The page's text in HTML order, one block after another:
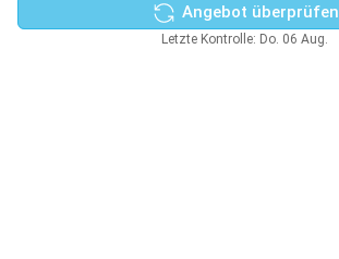
Angebot überprüfen
Letzte Kontrolle: Do. 06 Aug.